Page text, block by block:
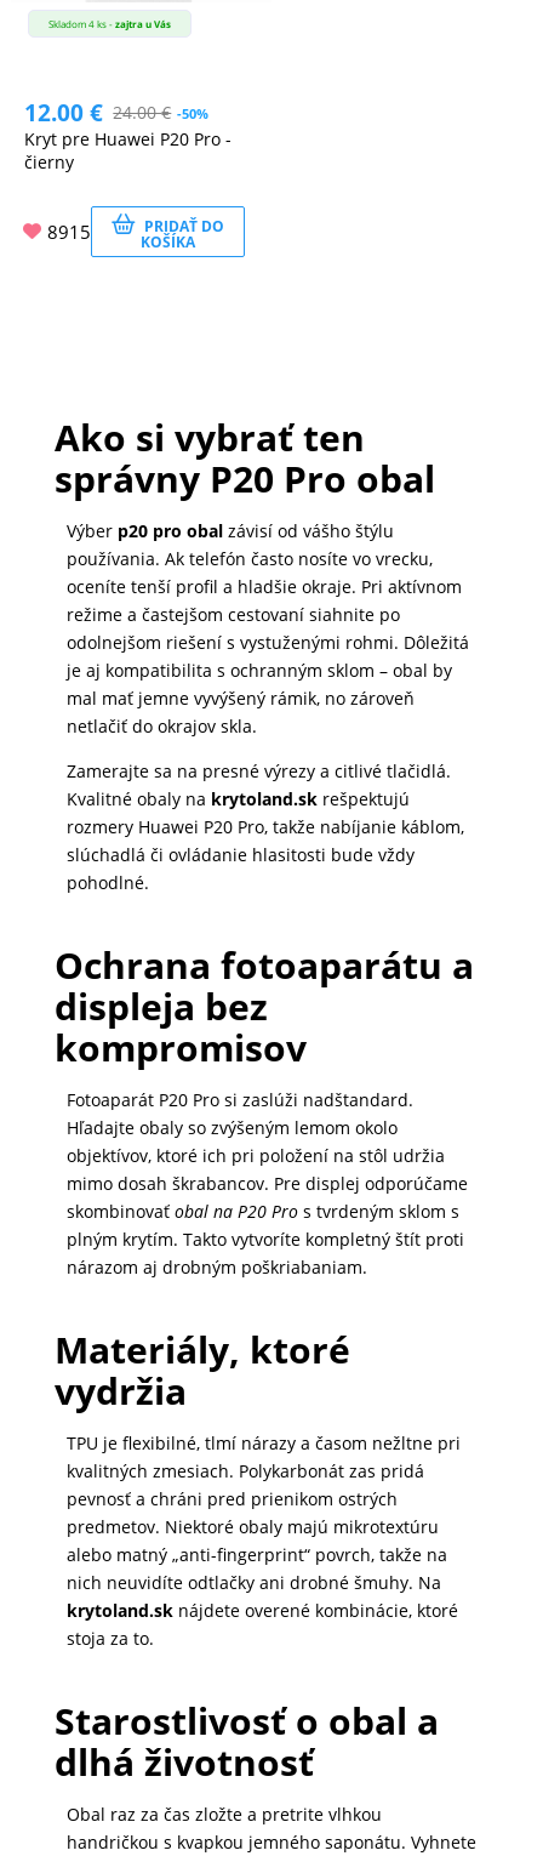
Skladom 4 ks -zajtra u Vás
12.00€ 24.00€ -50%
Kryt pre Huawei P20 Pro -
čierny
8915 PRIDAŤ DO
KOŠÍKA
Ako si vybrať ten
správny P20 Pro obal
Výber p20 pro obalzávisí od vášho štýlu
používania. Ak telefón často nosíte vo vrecku,
oceníte tenší profil a hladšie okraje. Pri aktívnom
režime a častejšom cestovaní siahnite po
odolnejšom riešení s vystuženými rohmi. Dôležitá
je aj kompatibilita s ochranným sklom – obal by
mal mať jemne vyvýšený rámik, no zároveň
netlačiť do okrajov skla.
Zamerajte sa na presné výrezy a citlivé tlačidlá.
Kvalitné obaly na krytoland.skrešpektujú
rozmery Huawei P20 Pro, takže nabíjanie káblom,
slúchadlá či ovládanie hlasitosti bude vždy
pohodlné.
Ochrana fotoaparátu a
displeja bez
kompromisov
Fotoaparát P20 Pro si zaslúži nadštandard.
Hľadajte obaly so zvýšeným lemom okolo
objektívov, ktoré ich pri položení na stôl udržia
mimo dosah škrabancov. Pre displej odporúčame
skombinovať obal na P20 Pros tvrdeným sklom s
plným krytím. Takto vytvoríte kompletný štít proti
nárazom aj drobným poškriabaniam.
Materiály, ktoré
vydržia
TPU je flexibilné, tlmí nárazy a časom nežltne pri
kvalitných zmesiach. Polykarbonát zas pridá
pevnosť a chráni pred prienikom ostrých
predmetov. Niektoré obaly majú mikrotextúru
alebo matný „anti-fingerprint“ povrch, takže na
nich neuvidíte odtlačky ani drobné šmuhy. Na
krytoland.sknájdete overené kombinácie, ktoré
stoja za to.
Starostlivosť o obal a
dlhá životnosť
Obal raz za čas zložte a pretrite vlhkou
handričkou s kvapkou jemného saponátu. Vyhnete